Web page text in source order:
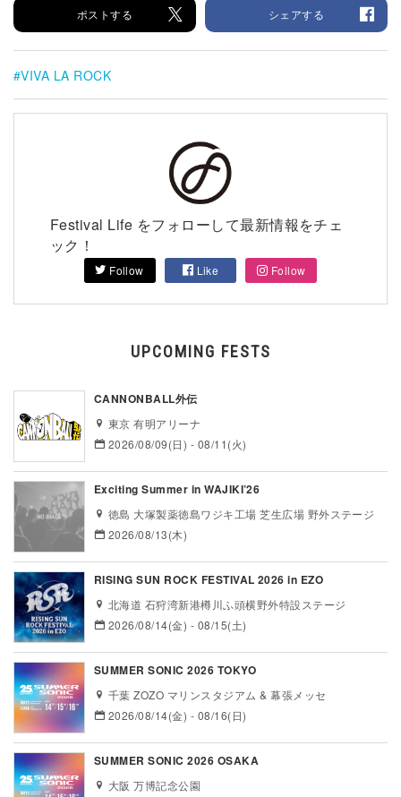
ポストする シェアする
VIVA LA ROCK
Festival Life をフォローして最新情報をチェ
ック！
Follow Like Follow
UPCOMING FESTS
CANNONBALL外伝
東京 有明アリーナ
2026/08/09(日) - 08/11(火)
Exciting Summer in WAJIKI’26
徳島 大塚製薬徳島ワジキ工場 芝生広場 野外ステージ
2026/08/13(木)
RISING SUN ROCK FESTIVAL 2026 in EZO
北海道 石狩湾新港樽川ふ頭横野外特設ステージ
2026/08/14(金) - 08/15(土)
SUMMER SONIC 2026 TOKYO
千葉 ZOZO マリンスタジアム & 幕張メッセ
2026/08/14(金) - 08/16(日)
SUMMER SONIC 2026 OSAKA
大阪 万博記念公園